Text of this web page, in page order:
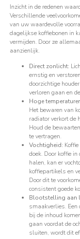
Inzicht in de redenen
Verschillende
van uw waardevolle
dagelijkse koffiebonen in
vermijden. Door ze
aanzienlijk.
Direct zonlicht:
ernstig en
doorzichtige
verloren gaan en
Hoge
Het bewaren van
radiator verkort de
Houd de
te vertragen.
Vochtigheid:
doek. Door koffie
halen, kan er
koffiepartikels en
Door dit te
consistent goede
Blootstelling aan
smaakverlies. Een
bij de inhoud
gaan voordat de
sluiten, wordt dit